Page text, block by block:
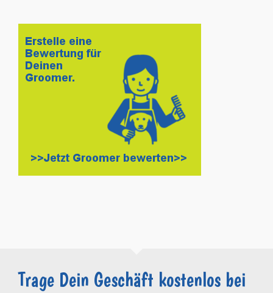
Trage Dein Geschäft kostenlos bei